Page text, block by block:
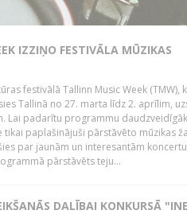
IZZIŅO FESTIVĀLA MŪZIKAS
festivālā Tallinn Music Week (TMW),
Tallinā no 27. marta līdz 2. aprīlim,
Lai padarītu programmu
paplašinājuši pārstāvēto mūzikas
par jaunām un interesantām koncertu
pārstāvēts teju...
DALĪBAI KONKURSĀ